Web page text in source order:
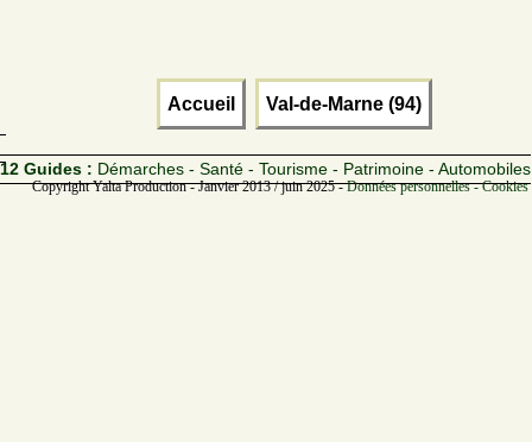
Accueil Val-de-Marne (94)
12 Guides : Démarches - Santé - Tourisme - Patrimoine - Automobiles
Copyright Yalta Production - Janvier 2013 / juin 2025 -Données personnelles -